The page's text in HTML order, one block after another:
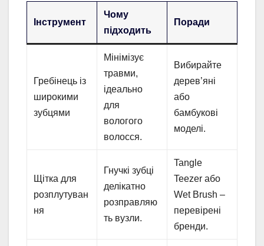
Інструмент
Чому
підходить
Поради
Гребінець із
широкими
зубцями
Мінімізує
травми,
ідеально
для
вологого
волосся.
Вибирайте
дерев’яні
або
бамбукові
моделі.
Щітка для
розплутуван
ня
Гнучкі зубці
делікатно
розправляю
ть вузли.
Tangle
Teezer або
Wet Brush –
перевірені
бренди.